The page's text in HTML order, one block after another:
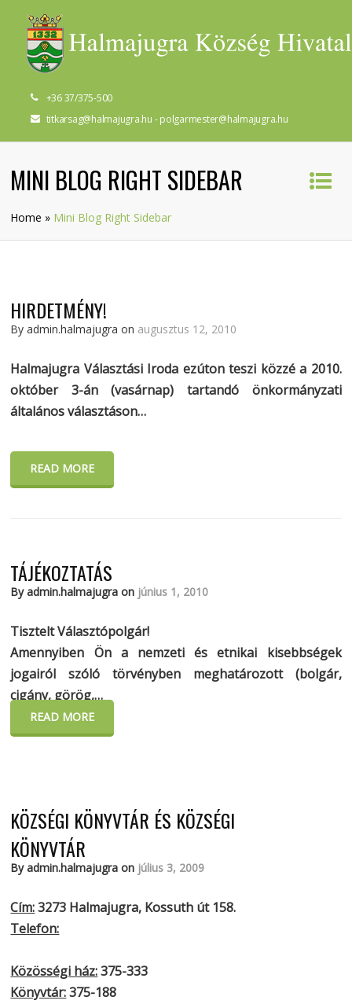
+36 37/375-500
titkarsag@halmajugra.hu - polgarmester@halmajugra.hu
MINI BLOG RIGHT SIDEBAR
Home » Mini Blog Right Sidebar
HIRDETMÉNY!
By admin.halmajugra on augusztus 12, 2010
Halmajugra Választási Iroda ezúton teszi közzé a 2010.
október 3-án (vasárnap) tartandó önkormányzati
általános választáson…
READ MORE
TÁJÉKOZTATÁS
By admin.halmajugra on június 1, 2010
Tisztelt Választópolgár!
Amennyiben Ön a nemzeti és etnikai kisebbségek
jogairól szóló törvényben meghatározott (bolgár,
cigány, görög,…
READ MORE
KÖZSÉGI KÖNYVTÁR ÉS KÖZSÉGI
KÖNYVTÁR
By admin.halmajugra on július 3, 2009
Cím:3273 Halmajugra, Kossuth út 158.
Telefon:
Közösségi ház:375-333
Könyvtár:375-188